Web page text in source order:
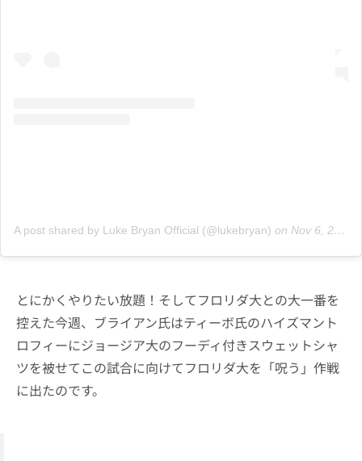
A post shared by Luke Bryan Official (@lukebryan) on Nov 6, 2020 at 7:22am PST
とにかくやりたい放題！そしてフロリダ大との大一番を
控えた今週、ブライアン氏はティーボ氏のハイズマント
ロフィーにジョージア大のフーディ付きスウェットシャ
ツを被せてこの試合に向けてフロリダ大を「呪う」作戦
に出たのです。